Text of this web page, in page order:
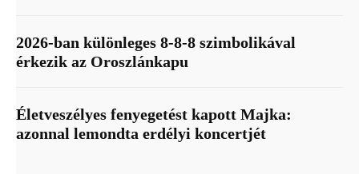
2026-ban különleges 8-8-8 szimbolikával
érkezik az Oroszlánkapu
Életveszélyes fenyegetést kapott Majka:
azonnal lemondta erdélyi koncertjét